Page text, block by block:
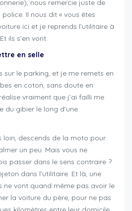
nous remercie juste de
Il nous dit « vous êtes
ici et je reprends l’utilitaire à
ils s’en vont.
en selle
sur le parking, et je me remets en
en coton, sans doute en
vraiment que j’ai failli me
gibier le long d’une
loin, descends de la moto pour
un peu. Mais vous ne
passer dans le sens contraire ?
dans l’utilitaire. Et là, une
ne vont quand même pas avoir le
la voiture du père, pour ne pas